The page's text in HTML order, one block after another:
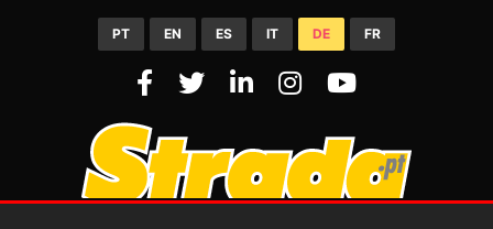
PT EN ES IT DE FR